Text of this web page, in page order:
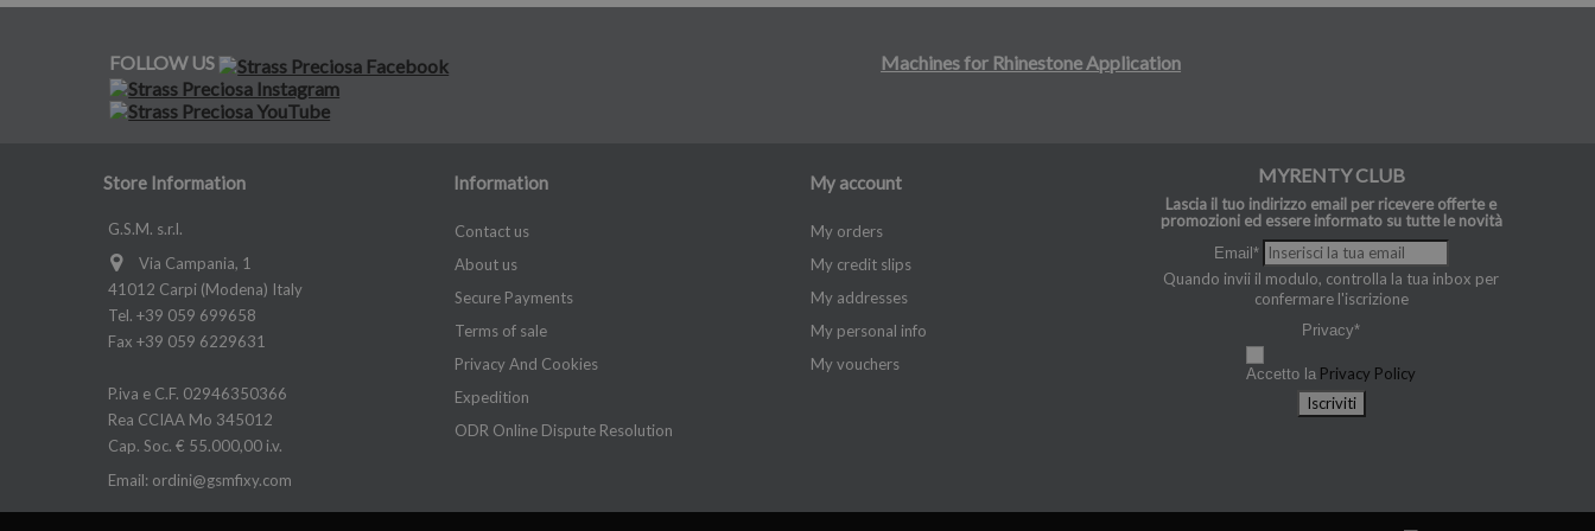
FOLLOW US Machines for Rhinestone Application
Store Information
G.S.M. s.r.l.
Via Campania, 1
41012 Carpi (Modena) Italy
Tel. +39 059 699658
Fax +39 059 6229631
P.iva e C.F. 02946350366
Rea CCIAA Mo 345012
Cap. Soc. € 55.000,00 i.v.
Email: ordini@gsmfixy.com
Information
Contact us
About us
Secure Payments
Terms of sale
Privacy And Cookies
Expedition
ODR Online Dispute Resolution
My account
My orders
My credit slips
My addresses
My personal info
My vouchers
MYRENTY CLUB
Lascia il tuo indirizzo email per ricevere offerte e
promozioni ed essere informato su tutte le novità
Email*
Quando invii il modulo, controlla la tua inbox per
confermare l'iscrizione
Privacy*
Accetto la Privacy Policy
Iscriviti